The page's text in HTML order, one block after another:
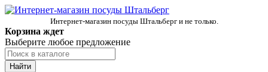
Интернет-магазин посуды Штальберг и не только.
Корзина ждет
Выберите любое предложение
Найти